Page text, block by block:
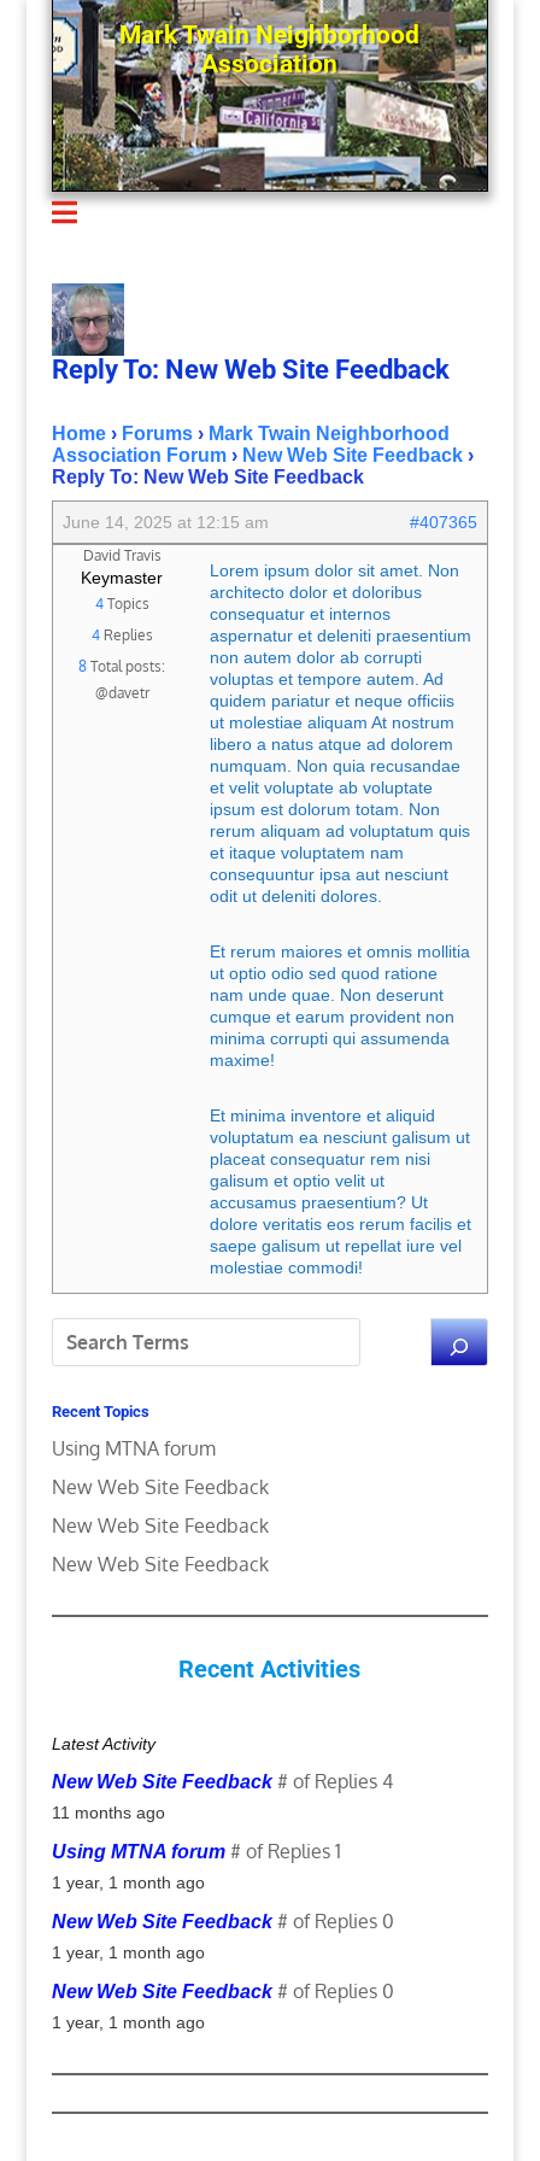
Mark Twain Neighborhood
Association

Reply To: New Web Site Feedback
Home › Forums › Mark Twain Neighborhood
Association Forum › New Web Site Feedback ›
Reply To: New Web Site Feedback
June 14, 2025 at 12:15 am #407365
David Travis
Keymaster
4Topics
4Replies
8 Total posts:
@davetr
Lorem ipsum dolor sit amet. Non
architecto dolor et doloribus
consequatur et internos
aspernatur et deleniti praesentium
non autem dolor ab corrupti
voluptas et tempore autem. Ad
quidem pariatur et neque officiis
ut molestiae aliquam At nostrum
libero a natus atque ad dolorem
numquam. Non quia recusandae
et velit voluptate ab voluptate
ipsum est dolorum totam. Non
rerum aliquam ad voluptatum quis
et itaque voluptatem nam
consequuntur ipsa aut nesciunt
odit ut deleniti dolores.
Et rerum maiores et omnis mollitia
ut optio odio sed quod ratione
nam unde quae. Non deserunt
cumque et earum provident non
minima corrupti qui assumenda
maxime!
Et minima inventore et aliquid
voluptatum ea nesciunt galisum ut
placeat consequatur rem nisi
galisum et optio velit ut
accusamus praesentium? Ut
dolore veritatis eos rerum facilis et
saepe galisum ut repellat iure vel
molestiae commodi!
Recent Topics
Using MTNA forum
New Web Site Feedback
New Web Site Feedback
New Web Site Feedback
Recent Activities
Latest Activity
New Web Site Feedback # of Replies 4
11 months ago
Using MTNA forum # of Replies 1
1 year, 1 month ago
New Web Site Feedback # of Replies 0
1 year, 1 month ago
New Web Site Feedback # of Replies 0
1 year, 1 month ago